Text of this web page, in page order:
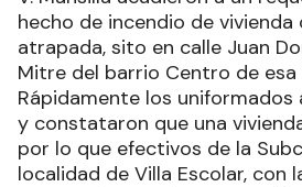
hecho de incendio de vivienda
atrapada, sito en calle Juan
Mitre del barrio Centro de esa
Rápidamente los uniformados
y constataron que una
por lo que efectivos de la
localidad de Villa Escolar, con